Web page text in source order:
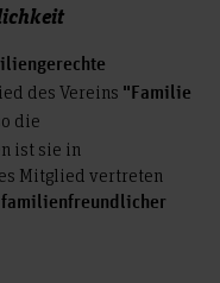
des Vereins "Familie
die
ist sie in
Mitglied vertreten
familienfreundlicher